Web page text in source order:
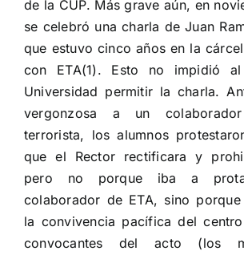
de la CUP. Más grave aún, en
se celebró una charla de Juan
que estuvo cinco años en la
con ETA(1). Esto no impidió
Universidad permitir la charla.
vergonzosa a un
terrorista, los alumnos
que el Rector rectificara y
pero no porque iba a
colaborador de ETA, sino
la convivencia pacífica del
convocantes del acto (los